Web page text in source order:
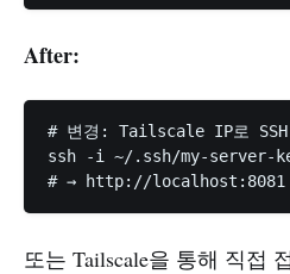
After:
# 변경: Tailscale IP로 SSH
ssh -i ~/.ssh/my-server-
또는 Tailscale을 통해 직접